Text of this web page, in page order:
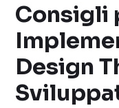
Consigli
Design